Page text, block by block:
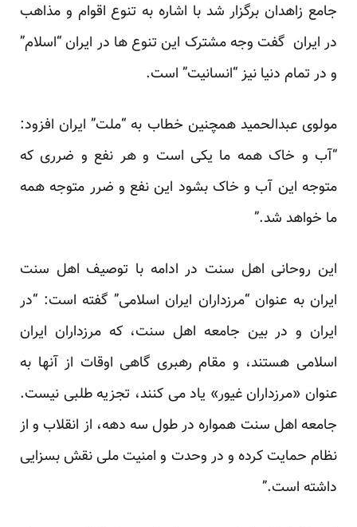
جامع زاهدان برگزار شد با اشاره به تنوع اقوام و مذاهب
در ایران گفت وجه مشترک این تنوع ها در ایران “اسلام”
و در تمام دنیا نیز “انسانیت” است.
مولوی عبدالحمید همچنین خطاب به “ملت” ایران افزود:
“آب و خاک همه ما یکی است و هر نفع و ضرری که
متوجه این آب و خاک بشود این نفع و ضرر متوجه همه
ما خواهد شد.”
این روحانی اهل سنت در ادامه با توصیف اهل سنت
ایران به عنوان “مرزداران ایران اسلامی” گفته است: “در
ایران و در بین جامعه اهل سنت، که مرزداران ایران
اسلامی هستند، و مقام رهبری گاهی اوقات از آنها به
عنوان «مرزداران غیور» یاد می کنند، تجزیه طلبی نیست.
جامعه اهل سنت همواره در طول سه دهه، از انقلاب و از
نظام حمایت کرده و در وحدت و امنیت ملی نقش بسزایی
داشته است.”